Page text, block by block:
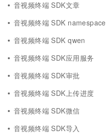
音视频终端 SDK文章
音视频终端 SDK namespace
音视频终端 SDK qwen
音视频终端 SDK应用服务
音视频终端 SDK审批
音视频终端 SDK上传进度
音视频终端 SDK微信
音视频终端 SDK导入